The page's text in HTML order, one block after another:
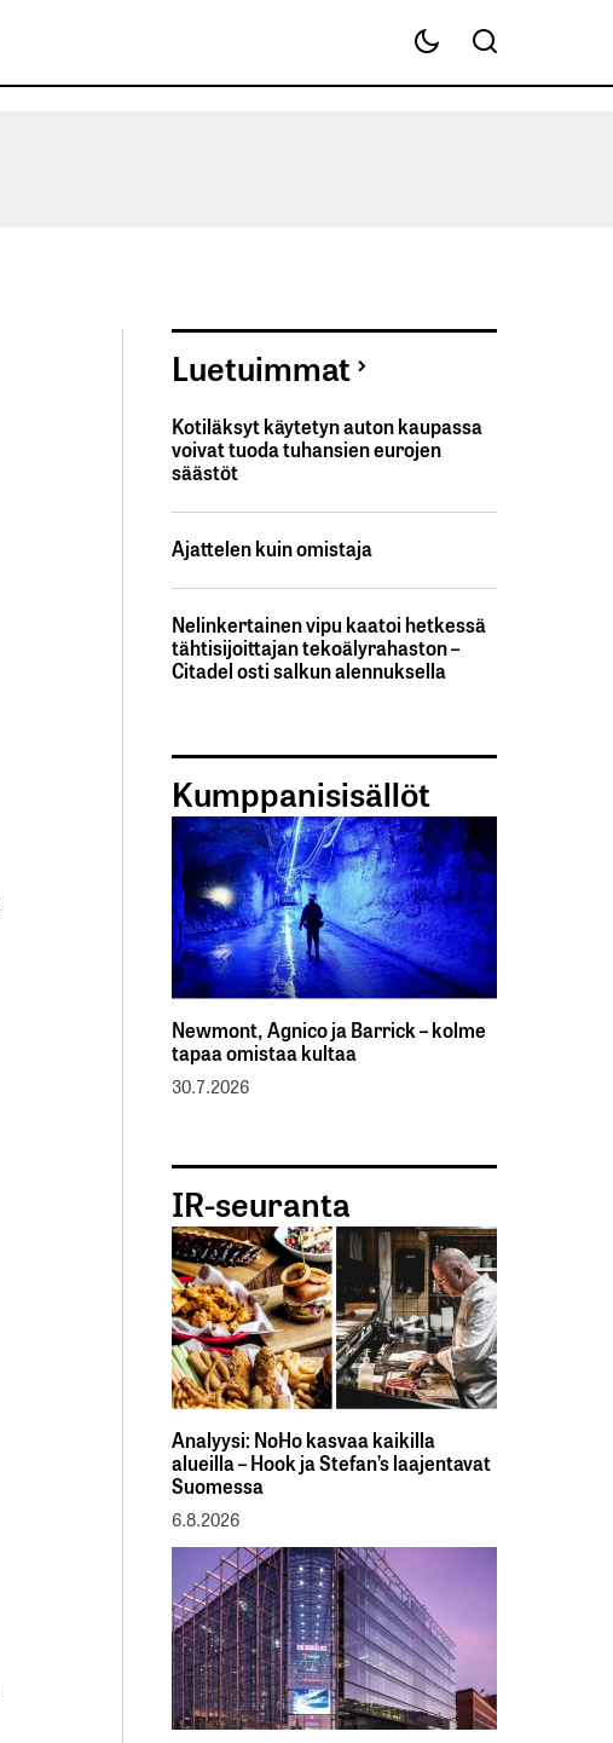
Luetuimmat
Kotiläksyt käytetyn auton kaupassa
voivat tuoda tuhansien eurojen
säästöt
Ajattelen kuin omistaja
Nelinkertainen vipu kaatoi hetkessä
tähtisijoittajan tekoälyrahaston –
Citadel osti salkun alennuksella
Kumppanisisällöt
Newmont, Agnico ja Barrick – kolme
tapaa omistaa kultaa
30.7.2026
IR-seuranta
Analyysi: NoHo kasvaa kaikilla
alueilla – Hook ja Stefan’s laajentavat
Suomessa
6.8.2026